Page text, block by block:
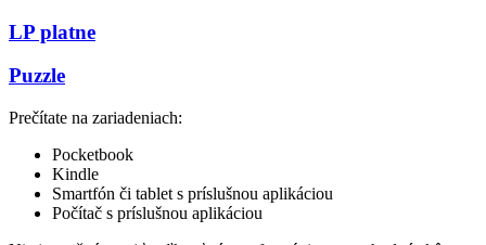
LP platne
Puzzle
Prečítate na zariadeniach:
Pocketbook
Kindle
Smartfón či tablet s príslušnou aplikáciou
Počítač s príslušnou aplikáciou